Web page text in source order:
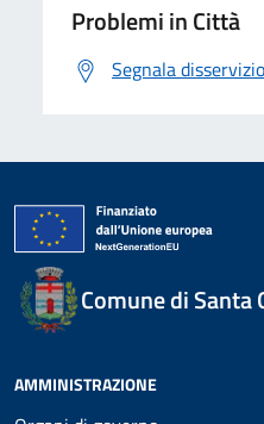
Problemi in Città
Segnala disservizio
Comune di Santa
AMMINISTRAZIONE